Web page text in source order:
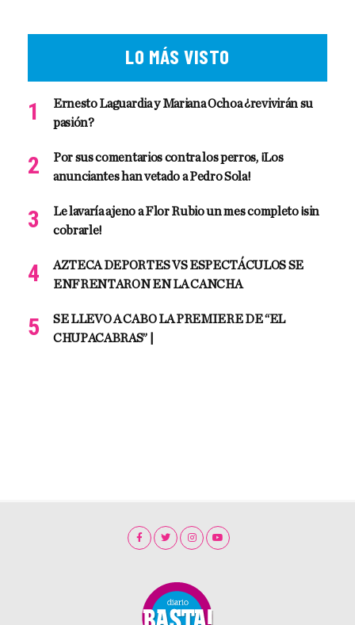
LO MÁS VISTO
Ernesto Laguardia y Mariana Ochoa ¿revivirán su
pasión?
Por sus comentarios contra los perros, ¡Los
anunciantes han vetado a Pedro Sola!
Le lavaría ajeno a Flor Rubio un mes completo ¡sin
cobrarle!
AZTECA DEPORTES VS ESPECTÁCULOS SE
ENFRENTARON EN LA CANCHA
SE LLEVO A CABO LA PREMIERE DE “EL
CHUPACABRAS” |